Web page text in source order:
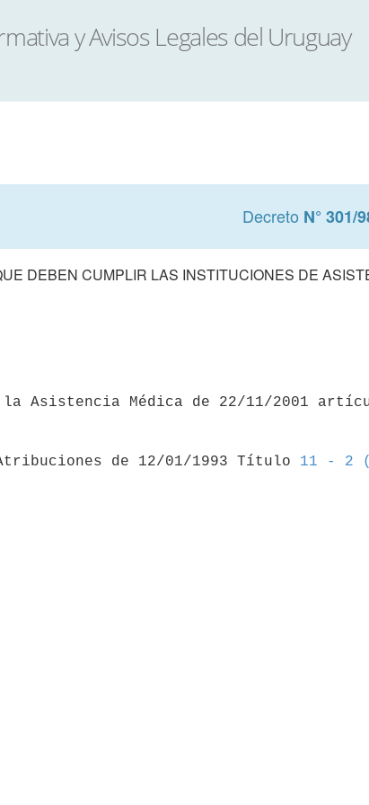
Decreto N° 301/
DEBEN CUMPLIR LAS INSTITUCIONES DE
la Asistencia Médica de 22/11/2001
de 12/01/1993 Título 11 - 2